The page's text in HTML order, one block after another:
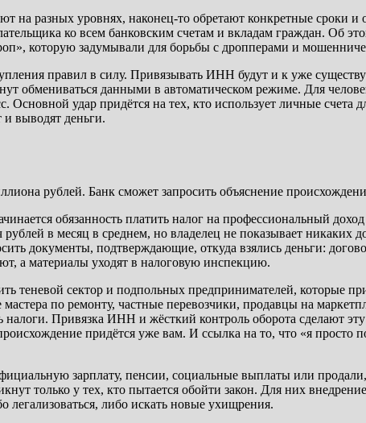
на разных уровнях, наконец-то обретают конкретные сроки
ко всем банковским счетам и вкладам граждан. Об
которую задумывали для борьбы с дропперами и
правил в силу. Привязывать ИНН будут и к уже
обмениваться данными в автоматическом режиме. Для
удар придётся на тех, кто использует личные счета
выводят деньги.
рублей. Банк сможет запросить объяснение
обязанность платить налог на профессиональный
в месяц в среднем, но владелец не показывает никаких
документы, подтверждающие, откуда взялись деньги:
а материалы уходят в налоговую инспекцию.
теневой сектор и подпольных предпринимателей, которые
по ремонту, частные перевозчики, продавцы на
Привязка ИНН и жёсткий контроль оборота сделают
придётся уже вам. И ссылка на то, что «я
зарплату, пенсии, социальные выплаты или продали,
только у тех, кто пытается обойти закон. Для них
легализоваться, либо искать новые ухищрения.